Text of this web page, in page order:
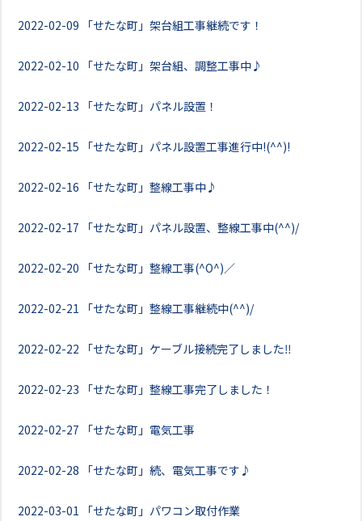
2022-02-09 「せたな町」架台組工事継続です！
2022-02-10 「せたな町」架台組、調整工事中♪
2022-02-13 「せたな町」パネル設置！
2022-02-15 「せたな町」パネル設置工事進行中!(^^)!
2022-02-16 「せたな町」整線工事中♪
2022-02-17 「せたな町」パネル設置、整線工事中(^^)/
2022-02-20 「せたな町」整線工事(^O^)／
2022-02-21 「せたな町」整線工事継続中(^^)/
2022-02-22 「せたな町」ケーブル接続完了しました‼
2022-02-23 「せたな町」整線工事完了しました！
2022-02-27 「せたな町」電気工事
2022-02-28 「せたな町」続、電気工事です♪
2022-03-01 「せたな町」パワコン取付作業